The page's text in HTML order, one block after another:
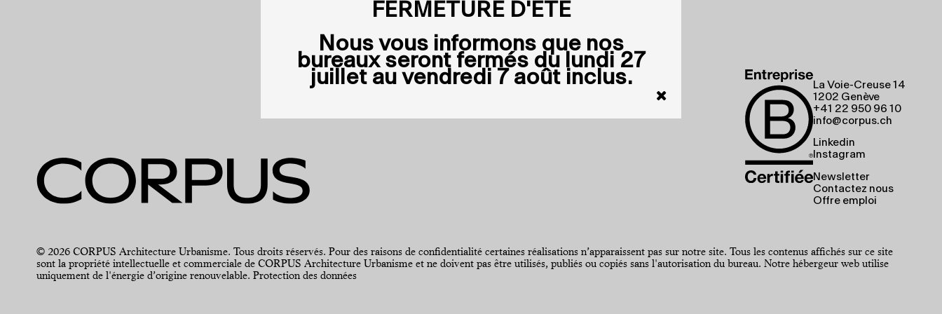
La Voie-Creuse 14
1202 Genève
+41 22 950 96 10
info@corpus.ch
Linkedin
Instagram
Newsletter
Contactez nous
Offre emploi
© 2026 CORPUS Architecture Urbanisme. Tous droits réservés. Pour des raisons de confidentialité certaines réalisations n’apparaissent pas sur notre site. Tous les contenus affichés sur ce site
sont la propriété intellectuelle et commerciale de CORPUS Architecture Urbanisme et ne doivent pas être utilisés, publiés ou copiés sans l'autorisation du bureau. Notre hébergeur web utilise
uniquement de l'énergie d’origine renouvelable. Protection des données
FERMETURE D'ÉTÉ
Nous vous informons que nos
bureaux seront fermés du lundi 27
juillet au vendredi 7 août inclus.